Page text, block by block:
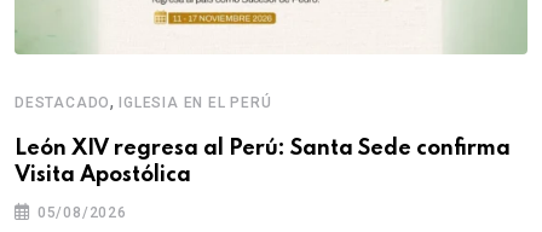
DESTACADO,IGLESIA EN EL PERÚ
León XIV regresa al Perú: Santa Sede confirma
Visita Apostólica
05/08/2026